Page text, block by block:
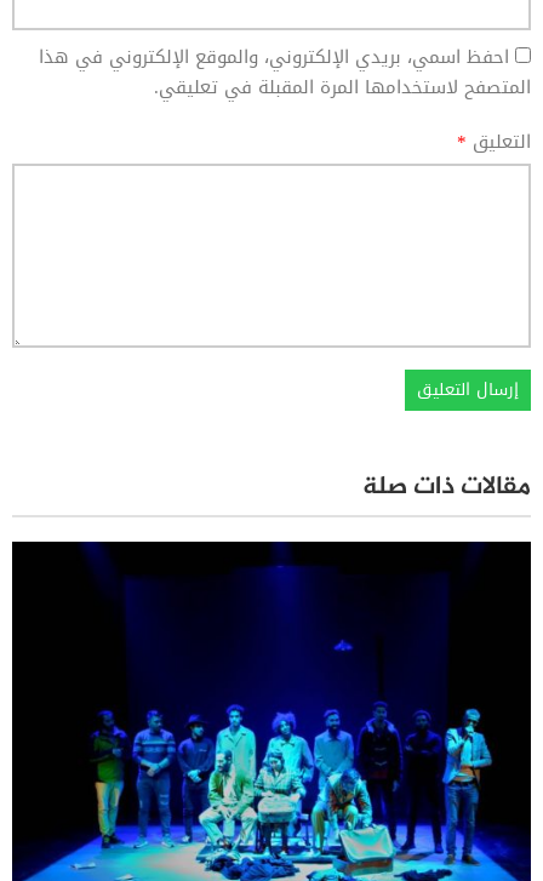
احفظ اسمي، بريدي الإلكتروني، والموقع الإلكتروني في هذا
المتصفح لاستخدامها المرة المقبلة في تعليقي.
التعليق *
مقالات ذات صلة